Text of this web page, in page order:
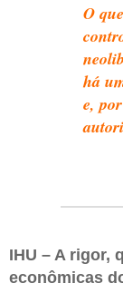
O
há
e,
IHU – A rigor,
econômicas